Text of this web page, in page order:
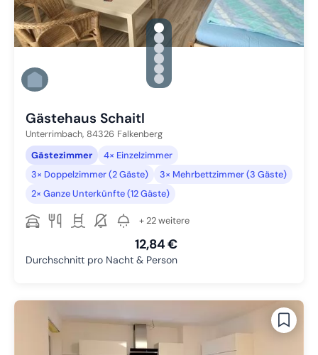
gallery.slide_selector
Zu Slide 1 wechseln
Zu Slide 2 wechseln
Zu Slide 3 wechseln
Zu Slide 4 wechseln
Zu Slide 5 wechseln
Zu Slide 6 wechseln
Gästehaus Schaitl
Unterrimbach, 84326 Falkenberg
Gästezimmer
4× Einzelzimmer
3× Doppelzimmer (2 Gäste)
3× Mehrbettzimmer (3 Gäste)
2× Ganze Unterkünfte (12 Gäste)
+ 22 weitere
12,84 €
Durchschnitt pro Nacht & Person